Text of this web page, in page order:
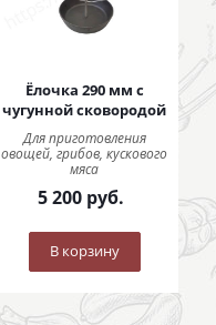
Ёлочка 290 мм с
чугунной сковородой
Для приготовления
овощей, грибов, кускового
мяса
5 200руб.
В корзину